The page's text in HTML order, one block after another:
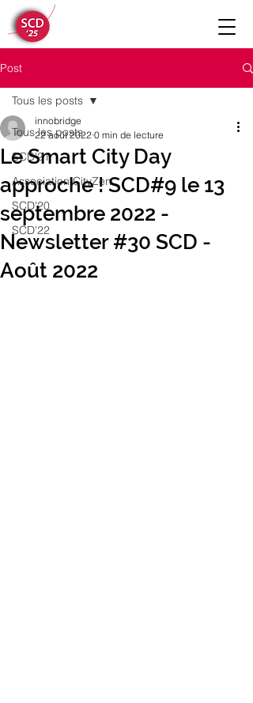
Post
Tous les posts
SCD'21
Association CityZen
SCD'20
SCD'22
Tous les posts
Le Smart City Day
approche ! SCD#9 le 13
septembre 2022 -
Newsletter #30 SCD -
Août 2022
innobridge
22 août 2022 0 min de lecture